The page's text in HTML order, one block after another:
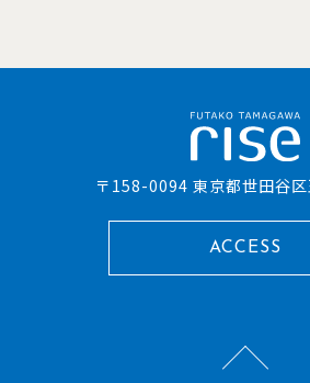
〒158-0094 東京都世田谷
ACCESS